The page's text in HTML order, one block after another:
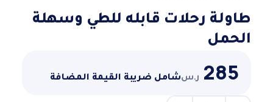
طاولة رحلات قابله للطي وسهلة
الحمل
285 ر.سشامل ضريبة القيمة المضافة